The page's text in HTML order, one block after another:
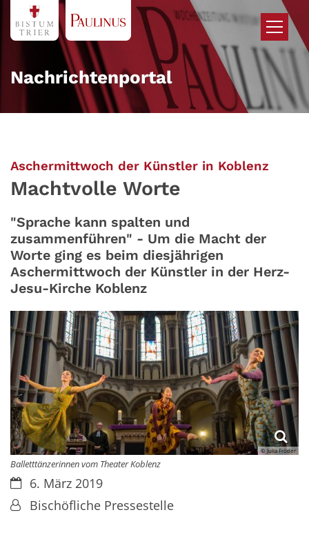
Zum Inhalt springen
Nachrichtenportal
Aschermittwoch der Künstler in Koblenz
Machtvolle Worte
"Sprache kann spalten und
zusammenführen" - Um die Macht der
Worte ging es beim diesjährigen
Aschermittwoch der Künstler in der Herz-
Jesu-Kirche Koblenz
© Julia Fröder
Balletttänzerinnen vom Theater Koblenz
Datum:6. März 2019
Von:Bischöfliche Pressestelle